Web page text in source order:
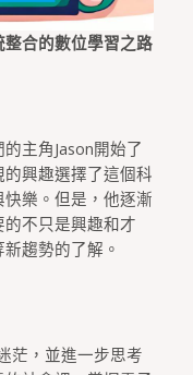
合的數位學習之路
主角Jason開始了
興趣選擇了這個科
樂。但是，他逐漸
不只是興趣和才
趨勢的了解。
茫，並進一步思考